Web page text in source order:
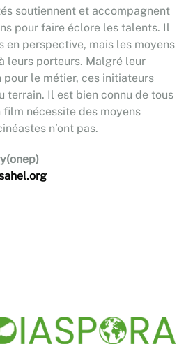
soutiennent et accompagnent
pour faire éclore les talents. Il
en perspective, mais les moyens
leurs porteurs. Malgré leur
le métier, ces initiateurs
terrain. Il est bien connu de tous
film nécessite des moyens
n’ont pas.
(onep)